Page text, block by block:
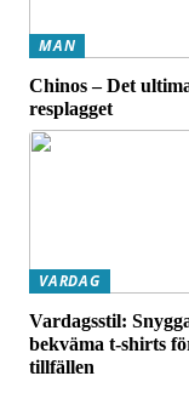
MAN
Chinos – Det
resplagget
VARDAG
Vardagsstil:
bekväma t-shirts
tillfällen